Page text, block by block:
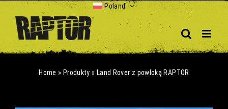
Poland
Home » Produkty » Land Rover z powłoką RAPTOR